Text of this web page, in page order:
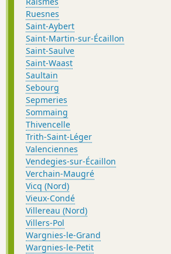
Ruesnes
Saint-Aybert
Saint-Martin-sur-Écaillon
Saint-Saulve
Saint-Waast
Saultain
Sebourg
Sepmeries
Sommaing
Thivencelle
Trith-Saint-Léger
Valenciennes
Vendegies-sur-Écaillon
Verchain-Maugré
Vicq (Nord)
Vieux-Condé
Villereau (Nord)
Villers-Pol
Wargnies-le-Grand
Wargnies-le-Petit